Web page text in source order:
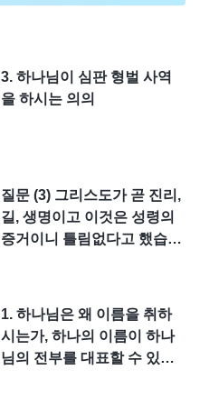
3. 하나님이 심판 형벌 사역
을 하시는 의의
질문 (3) 그리스도가 곧 진리,
길, 생명이고 이것은 성령의
증거이니 틀림없다고 했습니
성경에 기록되어 있는데, 그
들이 발표한 것이 하나님의
말씀일까요? 만약 그들이 발
표한 것이 정말 하나님의 말
1. 하나님은 왜 이름을 취하
시는가, 하나의 이름이 하나
님의 전부를 대표할 수 있는